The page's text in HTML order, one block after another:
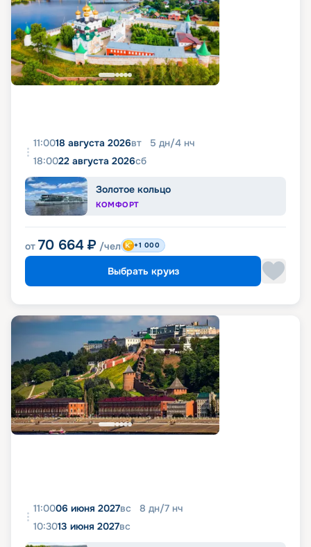
11:0018 августа 2026вт 5 дн/4 нч
18:0022 августа 2026сб
Золотое кольцо
КОМФОРТ
от 70 664 ₽ /чел +1 000
Выбрать круиз
11:0006 июня 2027вс 8 дн/7 нч
10:3013 июня 2027вс